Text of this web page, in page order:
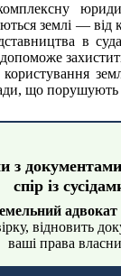
землі — від
в
допоможе
що порушують
з
спір із
відновить
ваші права